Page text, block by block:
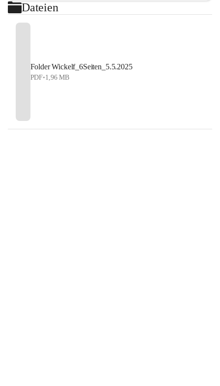
Dateien
Folder Wickelf_6Seiten_5.5.2025
PDF•1,96 MB